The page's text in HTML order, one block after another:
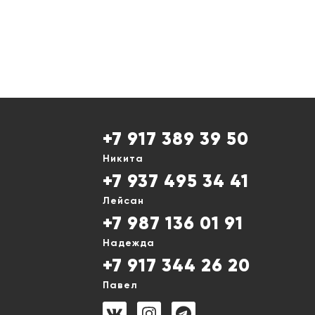
+7 917 389 39 50
Никита
+7 937 495 34 41
Лейсан
+7 987 136 01 91
Надежда
+7 917 344 26 20
Павел